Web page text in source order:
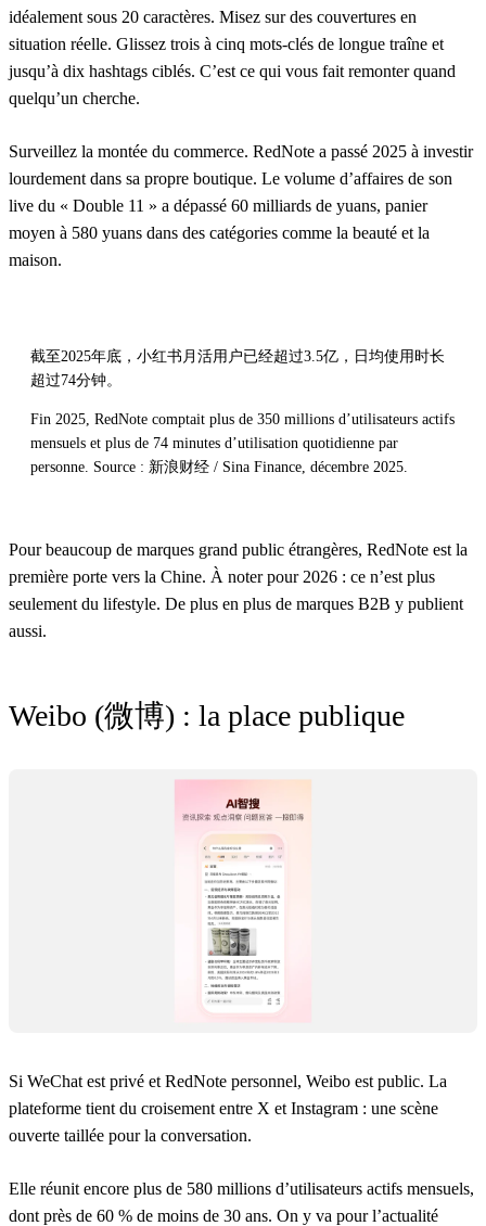
idéalement sous 20 caractères. Misez sur des couvertures en
situation réelle. Glissez trois à cinq mots-clés de longue traîne et
jusqu’à dix hashtags ciblés. C’est ce qui vous fait remonter quand
quelqu’un cherche.
Surveillez la montée du commerce. RedNote a passé 2025 à investir
lourdement dans sa propre boutique. Le volume d’affaires de son
live du « Double 11 » a dépassé 60 milliards de yuans, panier
moyen à 580 yuans dans des catégories comme la beauté et la
maison.
截至2025年底，小红书月活用户已经超过3.5亿，日均使用时长
超过74分钟。
Fin 2025, RedNote comptait plus de 350 millions d’utilisateurs actifs
mensuels et plus de 74 minutes d’utilisation quotidienne par
personne. Source : 新浪财经 / Sina Finance, décembre 2025.
Pour beaucoup de marques grand public étrangères, RedNote est la
première porte vers la Chine. À noter pour 2026 : ce n’est plus
seulement du lifestyle. De plus en plus de marques B2B y publient
aussi.
Weibo (微博) : la place publique
Si WeChat est privé et RedNote personnel, Weibo est public. La
plateforme tient du croisement entre X et Instagram : une scène
ouverte taillée pour la conversation.
Elle réunit encore plus de 580 millions d’utilisateurs actifs mensuels,
dont près de 60 % de moins de 30 ans. On y va pour l’actualité